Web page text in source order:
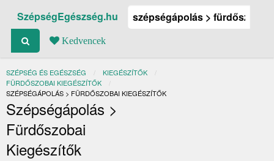
SzépségEgészség.hu
Kedvencek
SZÉPSÉG ÉS EGÉSZSÉG
KIEGÉSZÍTŐK
FÜRDŐSZOBAI KIEGÉSZÍTŐK
JELENLEGI:
SZÉPSÉGÁPOLÁS > FÜRDŐSZOBAI KIEGÉSZÍTŐK
Szépségápolás >
Fürdőszobai
Kiegészítők